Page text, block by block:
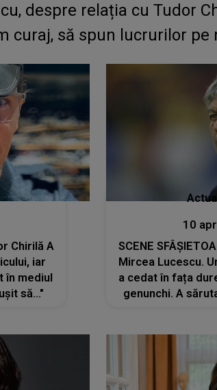
despre relația cu Tudor
curaj, să spun lucrurilor pe
Chirilă A
iar
în mediul
să..."
10
SCENE
Mircea Lucescu.
a cedat în fața
genunchi. A